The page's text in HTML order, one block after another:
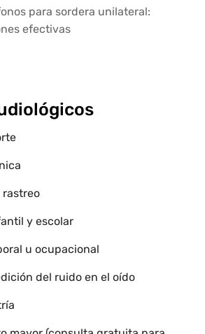
para sordera unilateral:
efectivas
y escolar
u ocupacional
del ruido en el oído